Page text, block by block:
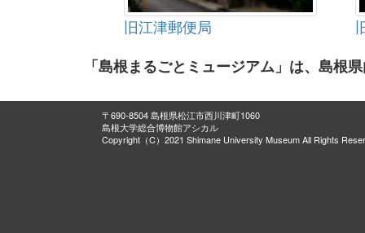
旧江津郵便局
「島根まるごとミュージアム」は、島根
〒690-8504 島根県松江市西川津町1060
島根大学総合博物館アシカル
Copyright（C）2021 Shimane University Museum All Rights